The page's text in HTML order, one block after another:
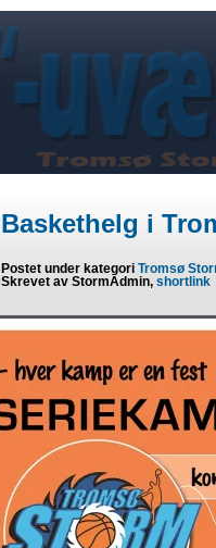
Baskethelg i
Postet under kategoriTromsø
Skrevet av StormAdmin,shortlink